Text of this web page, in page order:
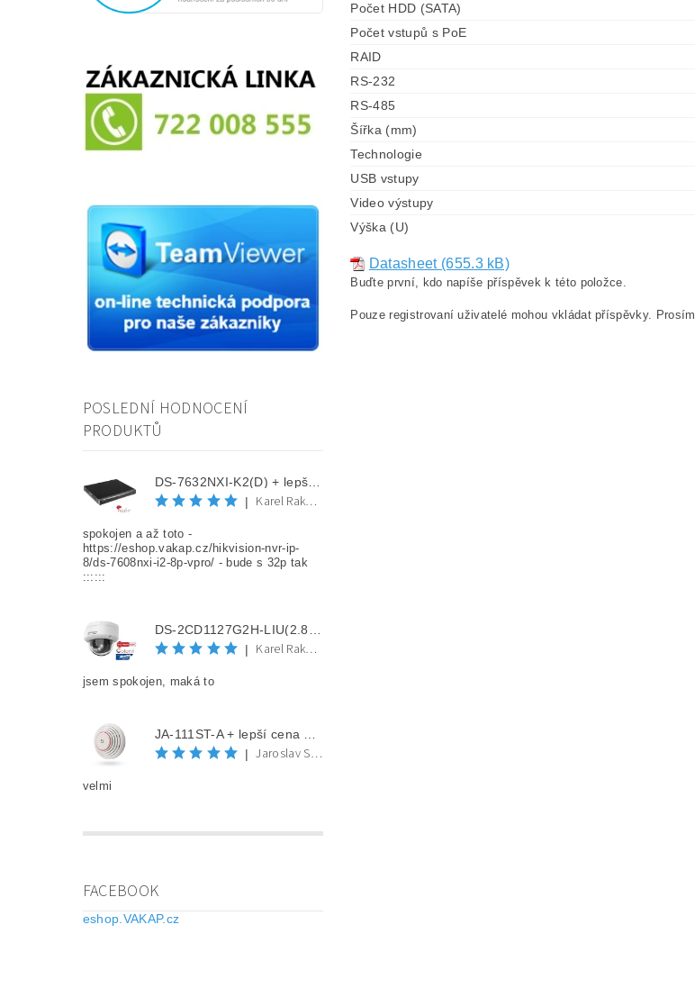
POSLEDNÍ HODNOCENÍ
PRODUKTŮ
|
Karel Rakovec
spokojen a až toto -
https://eshop.vakap.cz/hikvision-nvr-ip-
8/ds-7608nxi-i2-8p-vpro/ - bude s 32p tak
::::::
|
Karel Rakovec
jsem spokojen, maká to
|
Jaroslav Spěváček
velmi
FACEBOOK
eshop.VAKAP.cz
Počet HDD (SATA)
Počet vstupů s PoE
RAID
RS-232
RS-485
Šířka (mm)
Technologie
USB vstupy
Video výstupy
Výška (U)
Datasheet (655.3 kB)
Buďte první, kdo napíše příspěvek k této položce.
Pouze registrovaní uživatelé mohou vkládat příspěvky. Prosím